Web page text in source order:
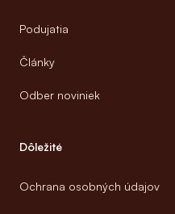
Podujatia
Články
Odber noviniek
Dôležité
Ochrana osobných údajov